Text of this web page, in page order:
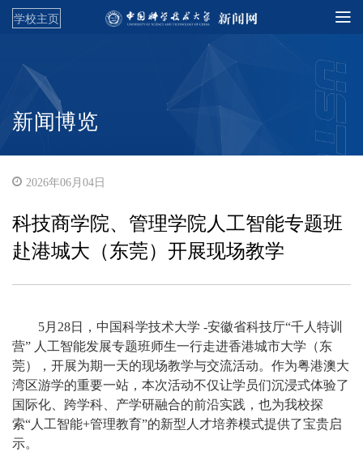
学校主页
新闻博览
2026年06月04日
科技商学院、管理学院人工智能专题班
赴港城大（东莞）开展现场教学
5月28日，中国科学技术大学 -安徽省科技厅“千人特训
营” 人工智能发展专题班师生一行走进香港城市大学（东
莞），开展为期一天的现场教学与交流活动。作为粤港澳大
湾区游学的重要一站，本次活动不仅让学员们沉浸式体验了
国际化、跨学科、产学研融合的前沿实践，也为我校探
索“人工智能+管理教育”的新型人才培养模式提供了宝贵启
示。